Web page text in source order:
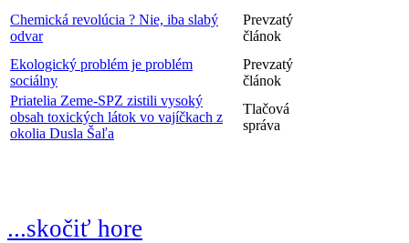
Chemická revolúcia ? Nie, iba slabý
odvar
Prevzatý
článok
Ekologický problém je problém
sociálny
Prevzatý
článok
Priatelia Zeme-SPZ zistili vysoký
obsah toxických látok vo vajíčkach z
okolia Dusla Šaľa
Tlačová
správa
...skočiť hore